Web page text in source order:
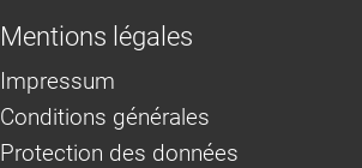
Mentions légales
Impressum
Conditions générales
Protection des données